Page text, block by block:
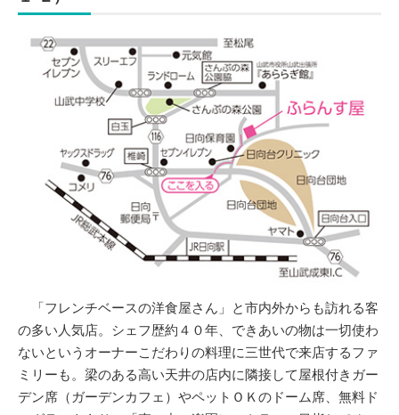
「フレンチベースの洋食屋さん」と市内外からも訪れる客
の多い人気店。シェフ歴約４０年、できあいの物は一切使わ
ないというオーナーこだわりの料理に三世代で来店するファ
ミリーも。梁のある高い天井の店内に隣接して屋根付きガー
デン席（ガーデンカフェ）やペットＯＫのドーム席、無料ド